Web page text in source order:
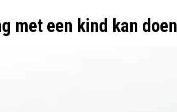
met een kind kan doen